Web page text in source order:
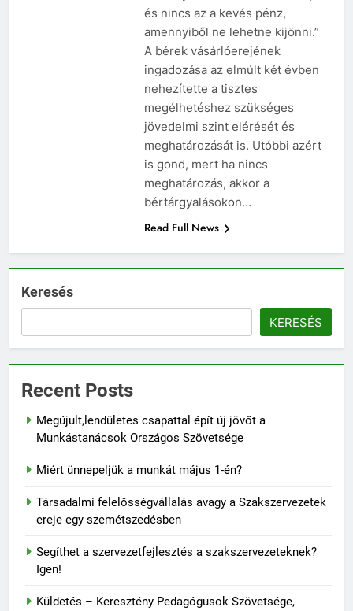
és nincs az a kevés pénz,
amennyiből ne lehetne kijönni.”
A bérek vásárlóerejének
ingadozása az elmúlt két évben
nehezítette a tisztes
megélhetéshez szükséges
jövedelmi szint elérését és
meghatározását is. Utóbbi azért
is gond, mert ha nincs
meghatározás, akkor a
bértárgyalásokon…
Read Full News
Keresés
KERESÉS
Recent Posts
Megújult,lendületes csapattal épít új jövőt a
Munkástanácsok Országos Szövetsége
Miért ünnepeljük a munkát május 1-én?
Társadalmi felelősségvállalás avagy a Szakszervezetek
ereje egy szemétszedésben
Segíthet a szervezetfejlesztés a szakszervezeteknek?
Igen!
Küldetés – Keresztény Pedagógusok Szövetsége,